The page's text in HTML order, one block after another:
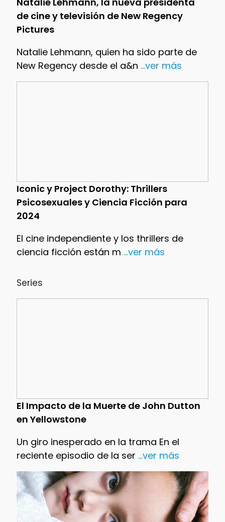
de cine y televisión de New Regency
Pictures
Natalie Lehmann, quien ha sido parte de
New Regency desde el a&n ...ver más
Iconic y Project Dorothy: Thrillers
Psicosexuales y Ciencia Ficción para
2024
El cine independiente y los thrillers de
ciencia ficción están m ...ver más
Series
El Impacto de la Muerte de John Dutton
en Yellowstone
Un giro inesperado en la trama En el
reciente episodio de la ser ...ver más